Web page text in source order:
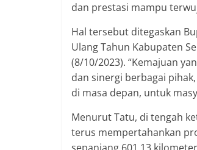
dan prestasi mampu
Hal tersebut ditegaskan
Ulang Tahun Kabupaten
(8/10/2023). “Kemajuan
dan sinergi berbagai
di masa depan, untuk
Menurut Tatu, di tengah
terus mempertahankan